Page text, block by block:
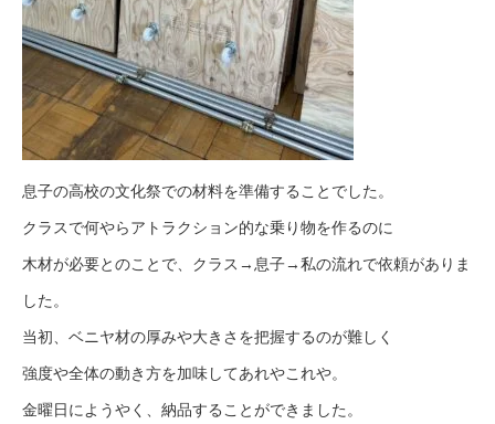
息子の高校の文化祭での材料を準備することでした。
クラスで何やらアトラクション的な乗り物を作るのに
木材が必要とのことで、クラス→息子→私の流れで依頼がありま
した。
当初、ベニヤ材の厚みや大きさを把握するのが難しく
強度や全体の動き方を加味してあれやこれや。
金曜日にようやく、納品することができました。